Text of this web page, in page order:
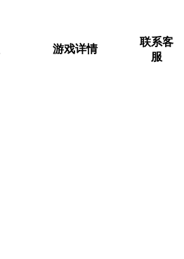
游戏详情
联系客
服